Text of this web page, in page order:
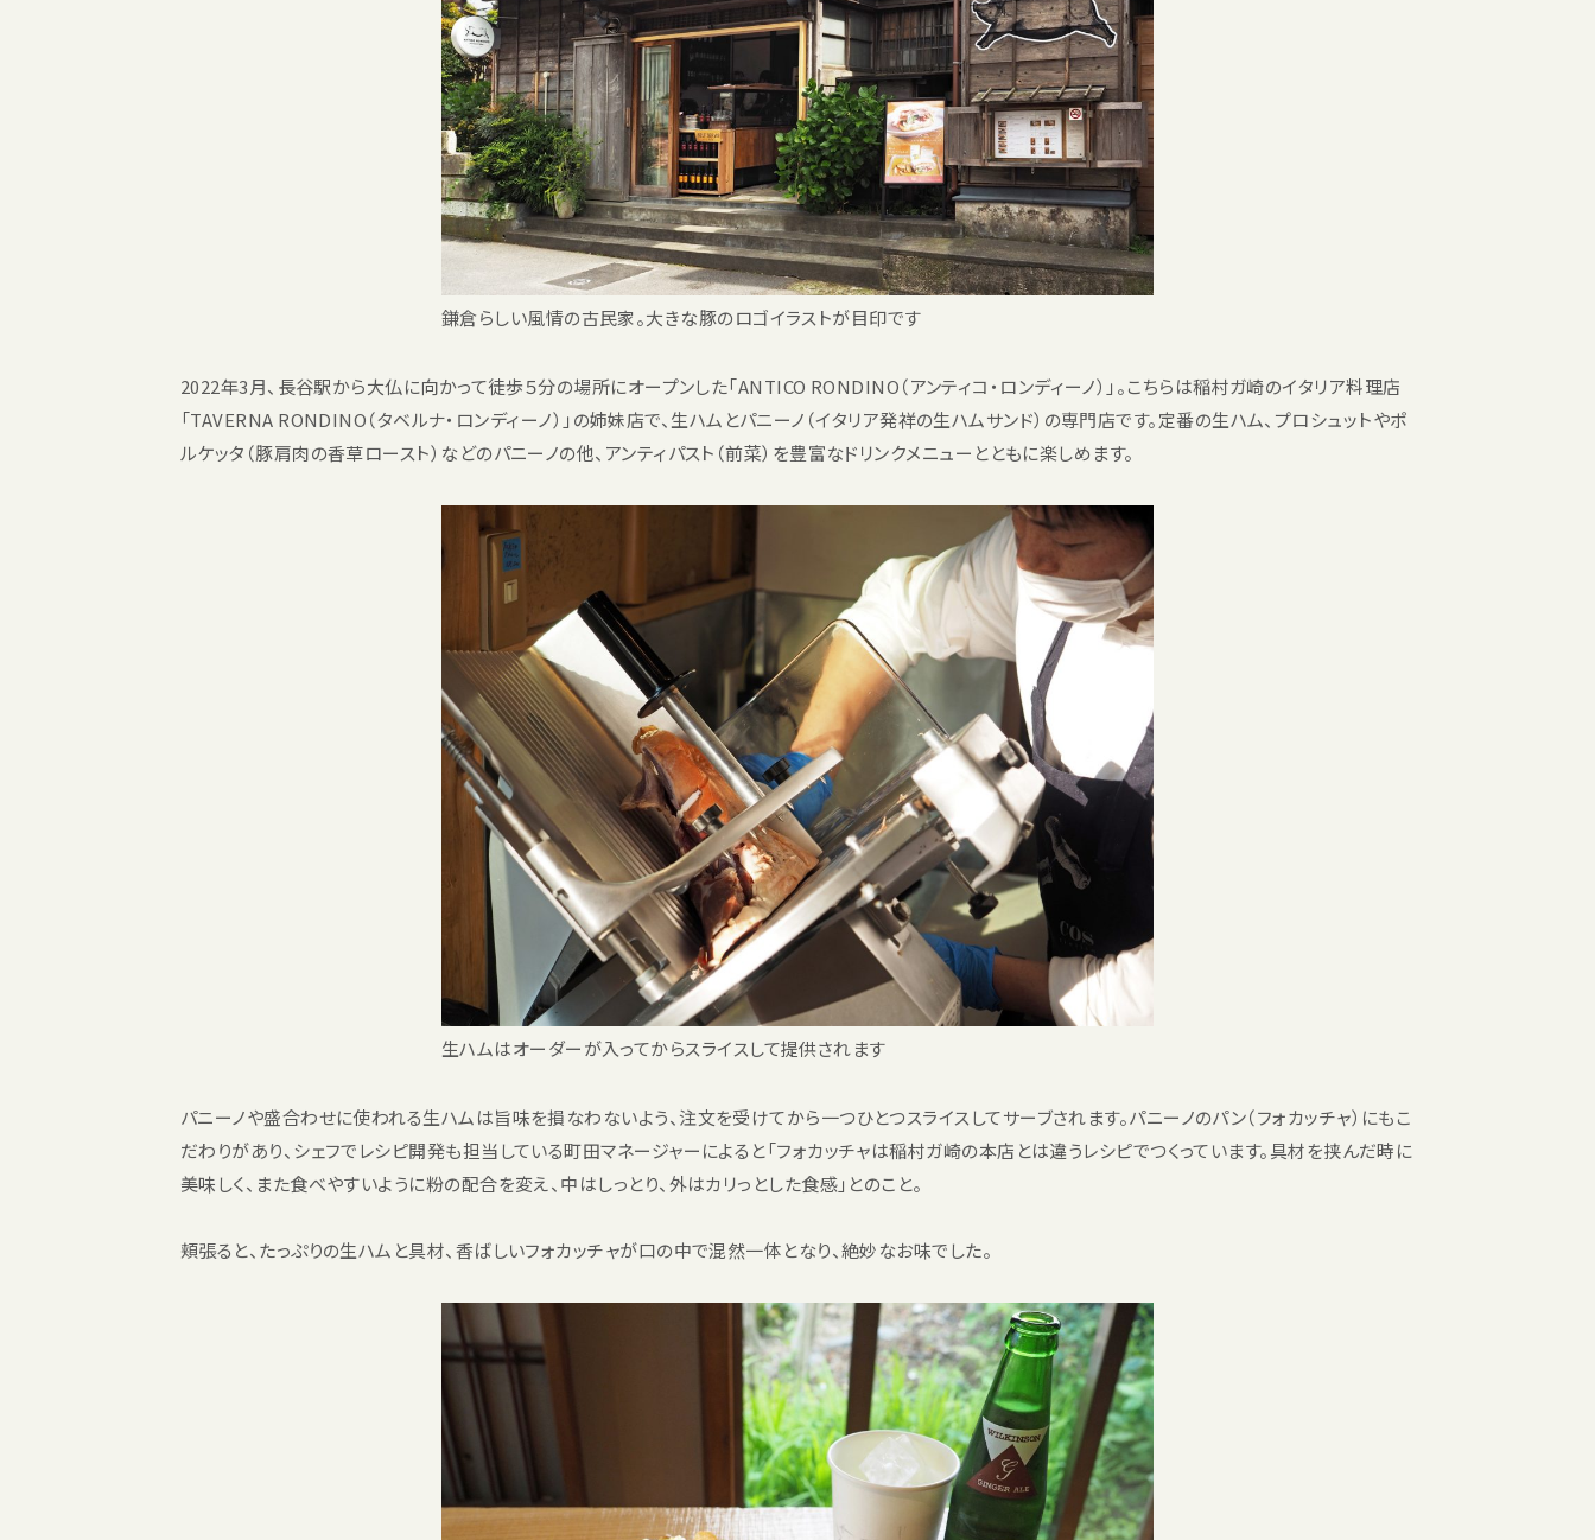
鎌倉らしい風情の古民家。大きな豚のロゴイラストが目印です
2022年3月、長谷駅から大仏に向かって徒歩５分の場所にオープンした「ANTICO RONDINO（アンティコ・ロンディーノ）」。こちらは稲村ガ崎のイタリア料理店
「TAVERNA RONDINO（タベルナ・ロンディーノ）」の姉妹店で、生ハムとパニーノ（イタリア発祥の生ハムサンド）の専門店です。定番の生ハム、プロシュットやポ
ルケッタ（豚肩肉の香草ロースト）などのパニーノの他、アンティパスト（前菜）を豊富なドリンクメニューとともに楽しめます。
生ハムはオーダーが入ってからスライスして提供されます
パニーノや盛合わせに使われる生ハムは旨味を損なわないよう、注文を受けてから一つひとつスライスしてサーブされます。パニーノのパン（フォカッチャ）にもこ
だわりがあり、シェフでレシピ開発も担当している町田マネージャーによると「フォカッチャは稲村ガ崎の本店とは違うレシピでつくっています。具材を挟んだ時に
美味しく、また食べやすいように粉の配合を変え、中はしっとり、外はカリっとした食感」とのこと。
頬張ると、たっぷりの生ハムと具材、香ばしいフォカッチャが口の中で混然一体となり、絶妙なお味でした。